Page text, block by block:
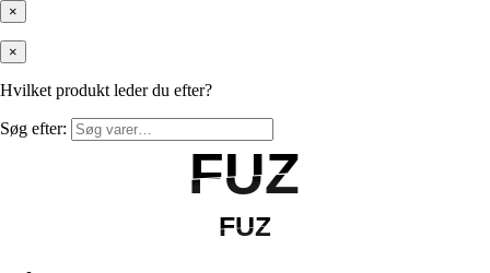
×
×
Hvilket produkt leder du efter?
Søg efter:
FUZ
FUZ
FUZ
FUZ